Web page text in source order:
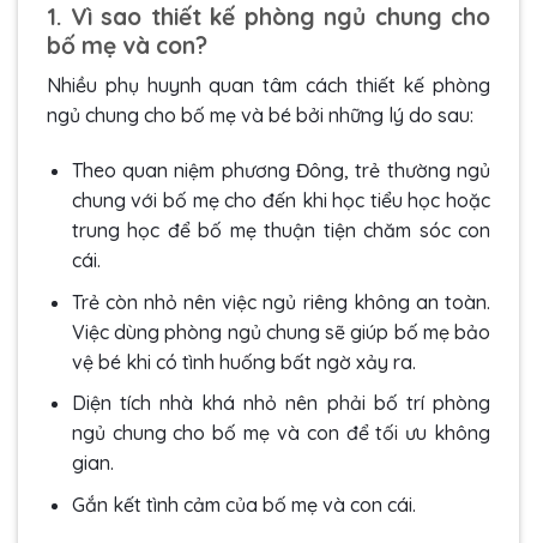
1. Vì sao thiết kế phòng ngủ chung cho
bố mẹ và con?
Nhiều phụ huynh quan tâm cách thiết kế phòng
ngủ chung cho bố mẹ và bé bởi những lý do sau:
Theo quan niệm phương Đông, trẻ thường ngủ
chung với bố mẹ cho đến khi học tiểu học hoặc
trung học để bố mẹ thuận tiện chăm sóc con
cái.
Trẻ còn nhỏ nên việc ngủ riêng không an toàn.
Việc dùng phòng ngủ chung sẽ giúp bố mẹ bảo
vệ bé khi có tình huống bất ngờ xảy ra.
Diện tích nhà khá nhỏ nên phải bố trí phòng
ngủ chung cho bố mẹ và con để tối ưu không
gian.
Gắn kết tình cảm của bố mẹ và con cái.